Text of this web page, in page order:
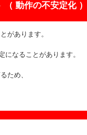
（ 動作の不安定化
があります。
なることがあります。
ため、